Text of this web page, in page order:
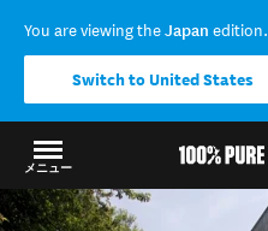
You are viewing theJapan edition.
Switch to United States
メニュー
結果に戻る